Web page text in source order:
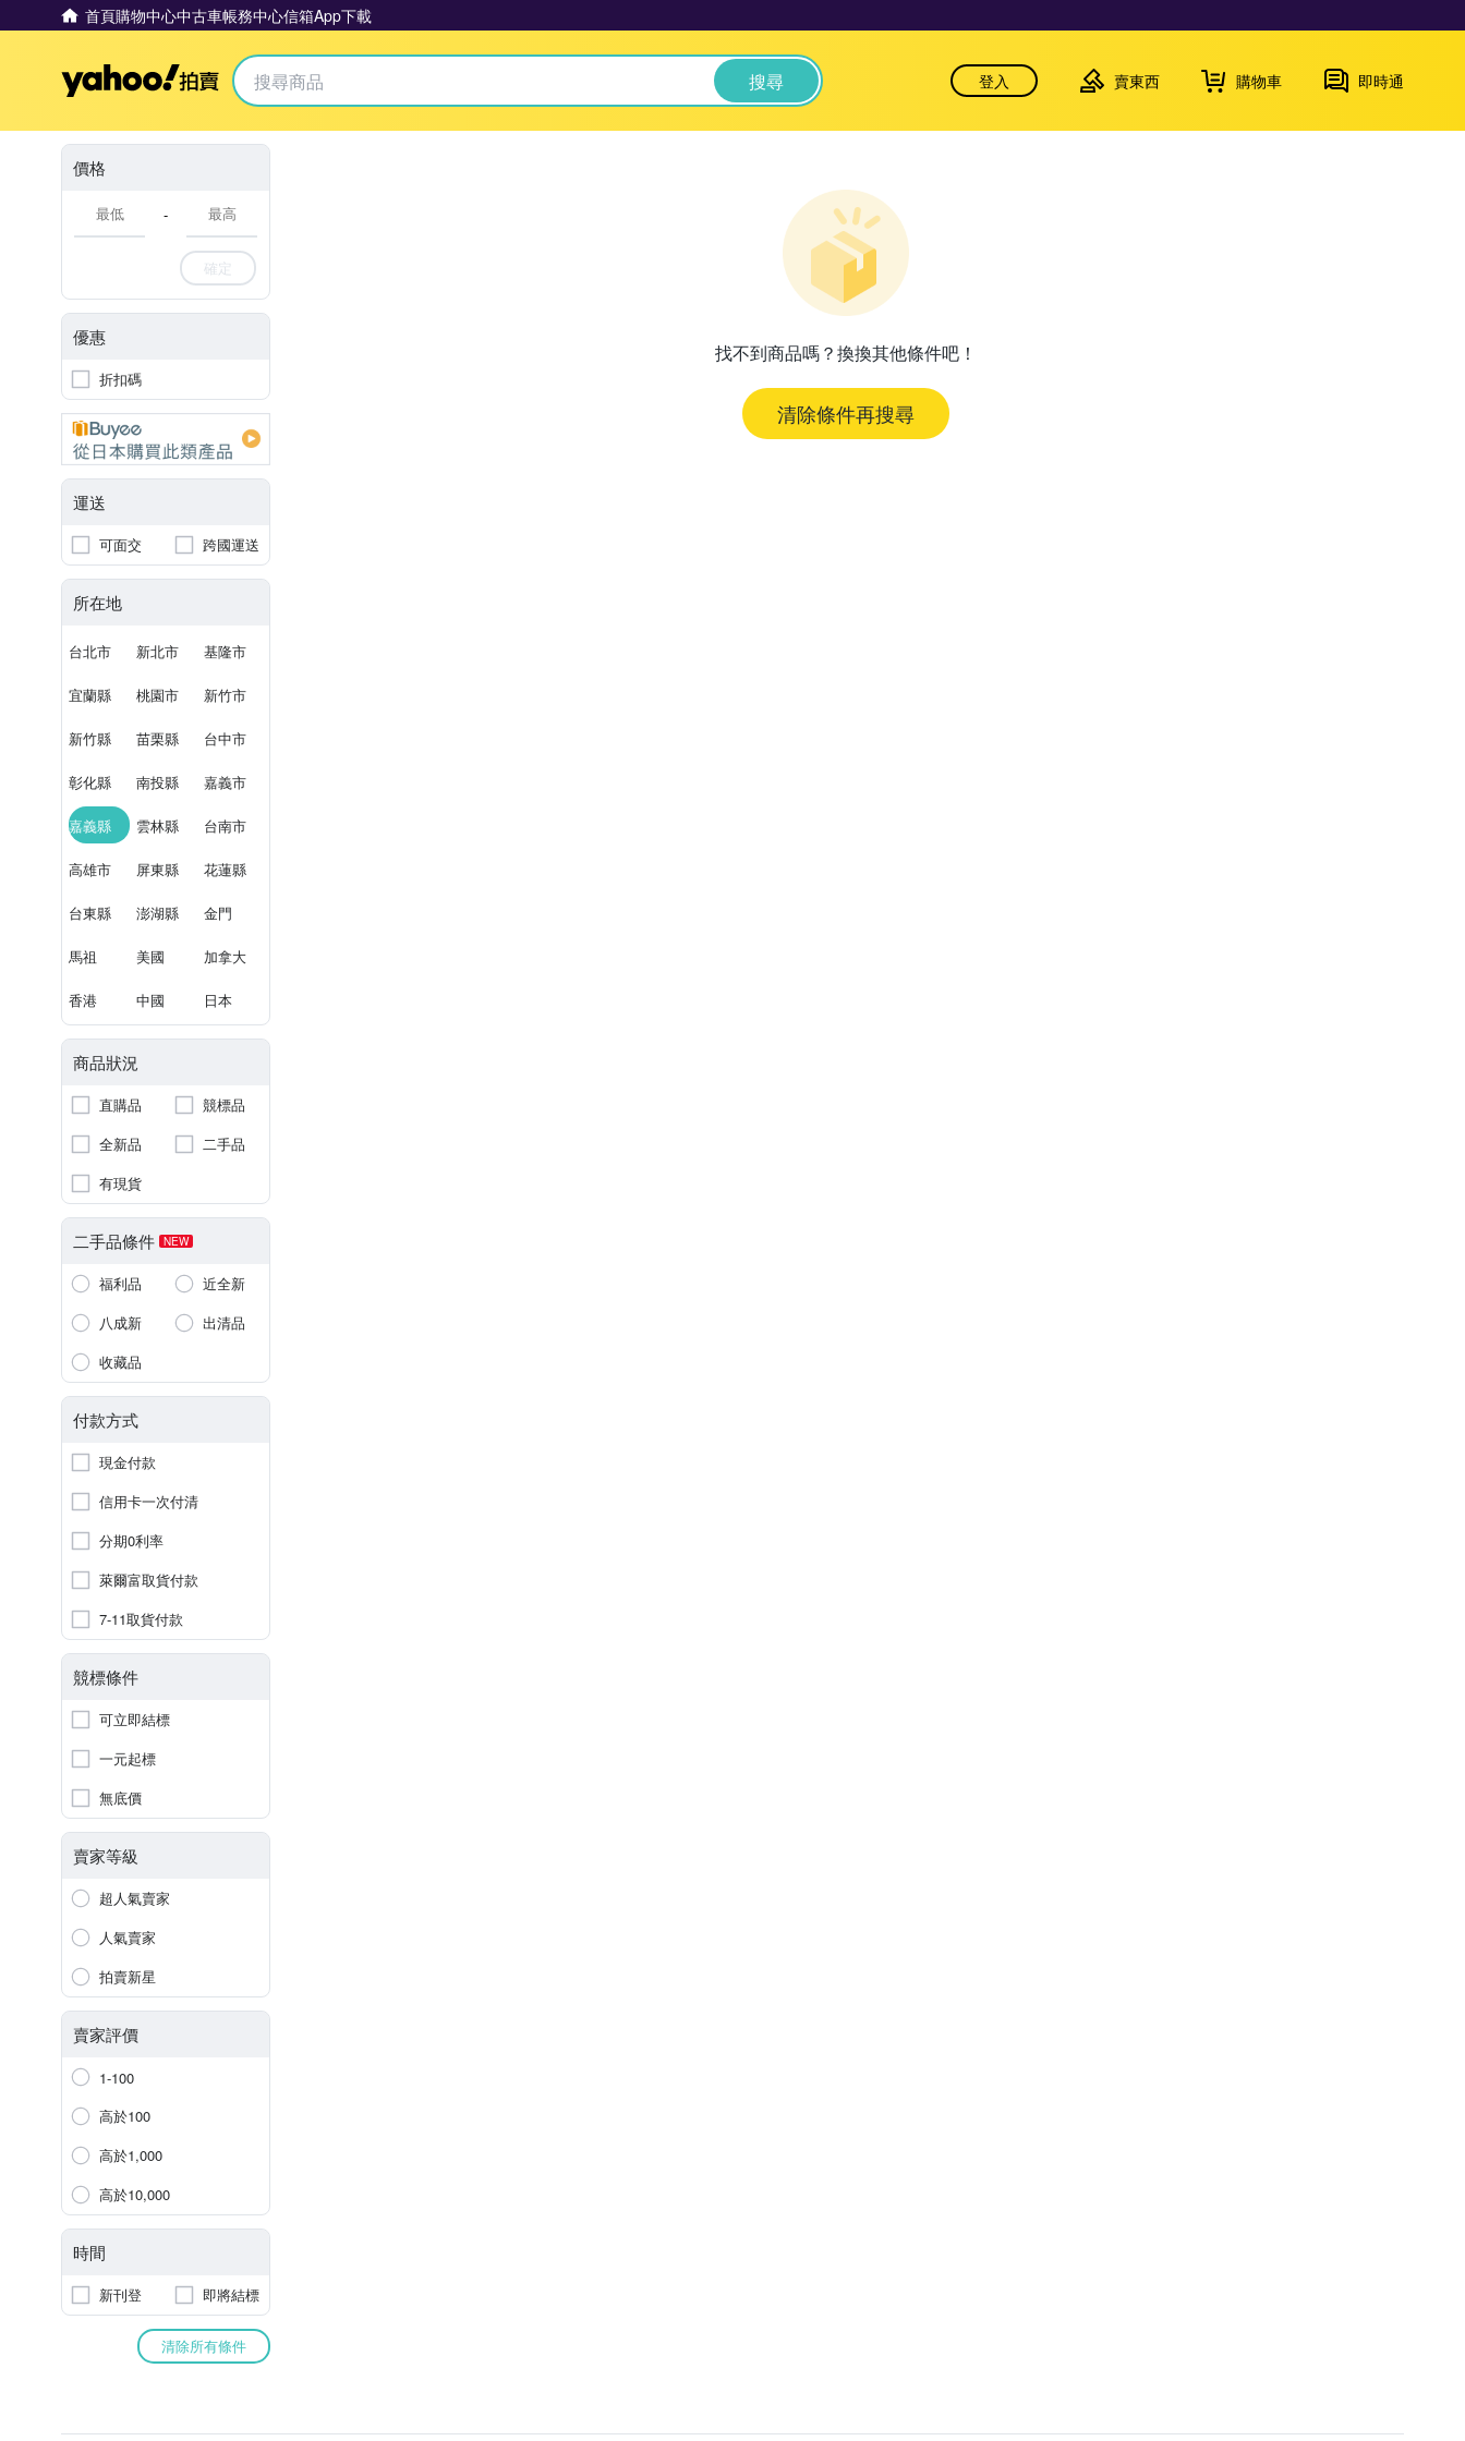
首頁購物中心中古車帳務中心信箱App下載
Yahoo拍賣 搜尋 登入 賣東西 購物車 即時通
價格
-
確定
優惠
折扣碼
運送
可面交 跨國運送
所在地
台北市 新北市 基隆市
宜蘭縣 桃園市 新竹市
新竹縣 苗栗縣 台中市
彰化縣 南投縣 嘉義市
嘉義縣 雲林縣 台南市
高雄市 屏東縣 花蓮縣
台東縣 澎湖縣 金門
馬祖 美國 加拿大
香港 中國 日本
商品狀況
直購品
競標品
全新品
二手品
有現貨
二手品條件 NEW
福利品
近全新
八成新
出清品
收藏品
付款方式
現金付款
信用卡一次付清
分期0利率
萊爾富取貨付款
7-11取貨付款
競標條件
可立即結標
一元起標
無底價
賣家等級
超人氣賣家
人氣賣家
拍賣新星
賣家評價
1-100
高於100
高於1,000
高於10,000
時間
新刊登 即將結標
清除所有條件
找不到商品嗎？換換其他條件吧！
清除條件再搜尋